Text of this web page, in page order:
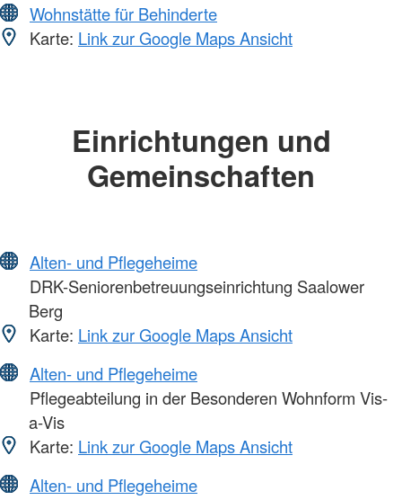
Wohnstätte für Behinderte
Karte: Link zur Google Maps Ansicht
Einrichtungen und
Gemeinschaften
Alten- und Pflegeheime
DRK-Seniorenbetreuungseinrichtung Saalower
Berg
Karte: Link zur Google Maps Ansicht
Alten- und Pflegeheime
Pflegeabteilung in der Besonderen Wohnform Vis-
a-Vis
Karte: Link zur Google Maps Ansicht
Alten- und Pflegeheime